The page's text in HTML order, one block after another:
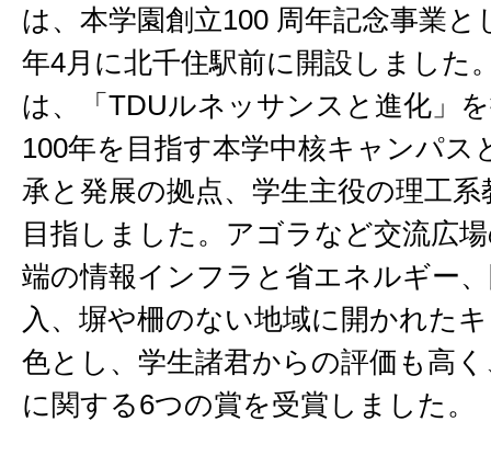
は、本学園創立100 周年記念事業と
年4月に北千住駅前に開設しました
は、「TDUルネッサンスと進化」
100年を目指す本学中核キャンパス
承と発展の拠点、学生主役の理工
目指しました。アゴラなど交流広
端の情報インフラと省エネルギー
入、塀や柵のない地域に開かれた
色とし、学生諸君からの評価も高
に関する6つの賞を受賞しました。